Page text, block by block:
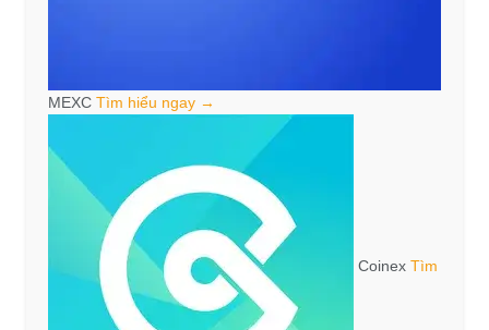
MEXC Tìm hiểu ngay →
Coinex Tìm